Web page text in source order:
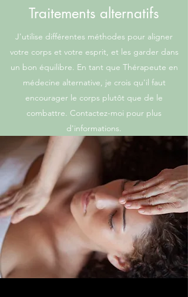
Traitements alternatifs
J'utilise différentes méthodes pour aligner
votre corps et votre esprit, et les garder dans
un bon équilibre. En tant que Thérapeute en
médecine alternative, je crois qu'il faut
encourager le corps plutôt que de le
combattre. Contactez-moi pour plus
d'informations.